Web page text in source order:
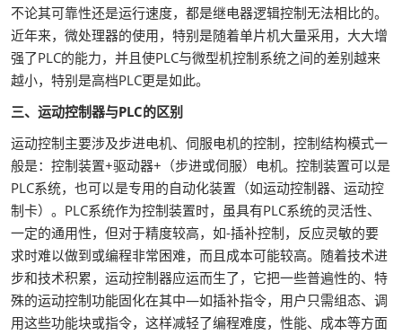
不论其可靠性还是运行速度，都是继电器逻辑控制无法相比的。
近年来，微处理器的使用，特别是随着单片机大量采用，大大增
强了PLC的能力，并且使PLC与微型机控制系统之间的差别越来
越小，特别是高档PLC更是如此。
三、运动控制器与PLC的区别
运动控制主要涉及步进电机、伺服电机的控制，控制结构模式一
般是：控制装置+驱动器+（步进或伺服）电机。控制装置可以是
PLC系统，也可以是专用的自动化装置（如运动控制器、运动控
制卡）。PLC系统作为控制装置时，虽具有PLC系统的灵活性、
一定的通用性，但对于精度较高，如-插补控制，反应灵敏的要
求时难以做到或编程非常困难，而且成本可能较高。随着技术进
步和技术积累，运动控制器应运而生了，它把一些普遍性的、特
殊的运动控制功能固化在其中—如插补指令，用户只需组态、调
用这些功能块或指令，这样减轻了编程难度，性能、成本等方面